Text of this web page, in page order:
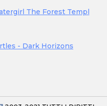
The Forest Templ
- Dark Horizons